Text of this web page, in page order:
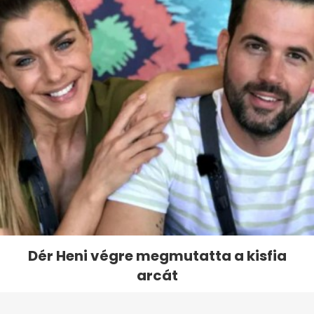
Dér Heni végre megmutatta a kisfia
arcát